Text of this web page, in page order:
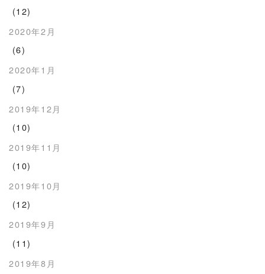
(12)
2020年2月
(6)
2020年1月
(7)
2019年12月
(10)
2019年11月
(10)
2019年10月
(12)
2019年9月
(11)
2019年8月